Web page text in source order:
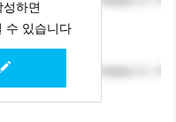
성하면
수 있습니다